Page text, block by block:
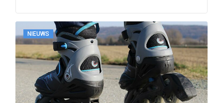
NIEUWS